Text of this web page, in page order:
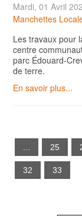
Mardi, 01 Avril
Manchettes
Les travaux pour
centre
parc Édouard-
de terre.
En savoir plus...
25
32 33